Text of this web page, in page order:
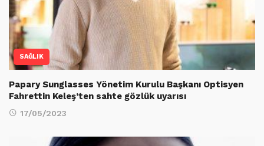
SAĞLIK
Papary Sunglasses Yönetim Kurulu Başkanı Optisyen
Fahrettin Keleş’ten sahte gözlük uyarısı
17/05/2023